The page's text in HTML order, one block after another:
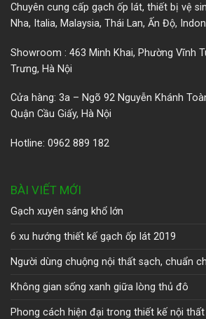
Chuyên cung cấp gạch ốp lát, thiết bị vệ
Nha, Italia, Malaysia, Thái Lan, Ấn Độ,
Showroom : 463 Minh Khai, Phường Vĩnh
Trưng, Hà Nội
Cửa hàng: 3a – Ngõ 92 Nguyễn Khánh
Quận Cầu Giấy, Hà Nội
Hotline: 0962 889 182
BÀI VIẾT MỚI
Gạch xuyên sáng khổ lớn
6 xu hướng thiết kế gạch ốp lát 2019
Người dùng chuộng nội thất sạch, chuẩn
Không gian sống xanh giữa lòng thủ đô
Phong cách hiện đại trong thiết kế nội thất